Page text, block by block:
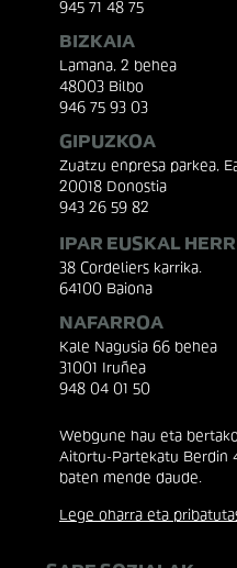
945 71 48 75
BIZKAIA
Lamana, 2 behea
48003 Bilbo
946 75 93 03
GIPUZKOA
Zuatzu enpresa parkea,
20018 Donostia
943 26 59 82
IPAR EUSKAL
38 Cordeliers karrika.
64100 Baiona
NAFARROA
Kale Nagusia 66 behea
31001 Iruñea
948 04 01 50
Webgune hau eta
Aitortu-Partekatu Berdin
baten mende daude.
Lege oharra eta